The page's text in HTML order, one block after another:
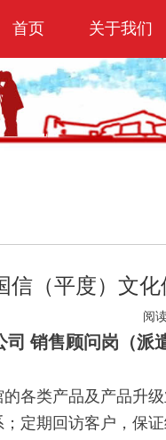
首页 关于我们
信（平度）文
阅
销售顾问岗（派
各类产品及产品升级
定期回访客户，保